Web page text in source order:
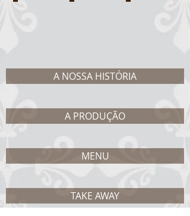
A NOSSA HISTÓRIA
A PRODUÇÃO
MENU
TAKE AWAY